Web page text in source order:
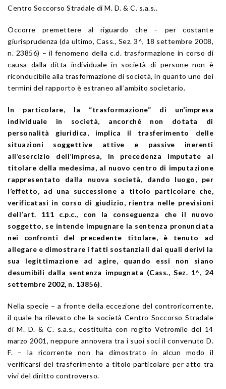
Centro Soccorso Stradale di M. D. & C. s.a.s..
Occorre premettere al riguardo che – per costante
giurisprudenza (da ultimo, Cass., Sez. 3^, 18 settembre 2008,
n. 23856) – il fenomeno della c.d. trasformazione in corso di
causa dalla ditta individuale in società di persone non è
riconducibile alla trasformazione di società, in quanto uno dei
termini del rapporto è estraneo all’ambito societario.
In particolare, la “trasformazione” di un’impresa
individuale in società, ancorché non dotata di
personalità giuridica, implica il trasferimento delle
situazioni soggettive attive e passive inerenti
all’esercizio dell’impresa, in precedenza imputate al
titolare della medesima, al nuovo centro di imputazione
rappresentato dalla nuova società, dando luogo, per
l’effetto, ad una successione a titolo particolare che,
verificatasi in corso di giudizio, rientra nelle previsioni
dell’art. 111 c.p.c., con la conseguenza che il nuovo
soggetto, se intende impugnare la sentenza pronunciata
nei confronti del precedente titolare, è tenuto ad
allegare e dimostrare i fatti sostanziali dai quali derivi la
sua legittimazione ad agire, quando essi non siano
desumibili dalla sentenza impugnata (Cass., Sez. 1^, 24
settembre 2002, n. 13856).
Nella specie – a fronte della eccezione del controricorrente,
il quale ha rilevato che la società Centro Soccorso Stradale
di M. D. & C. s.a.s., costituita con rogito Vetromile del 14
marzo 2001, neppure annovera tra i suoi soci il convenuto D.
F. – la ricorrente non ha dimostrato in alcun modo il
verificarsi del trasferimento a titolo particolare per atto tra
vivi del diritto controverso.